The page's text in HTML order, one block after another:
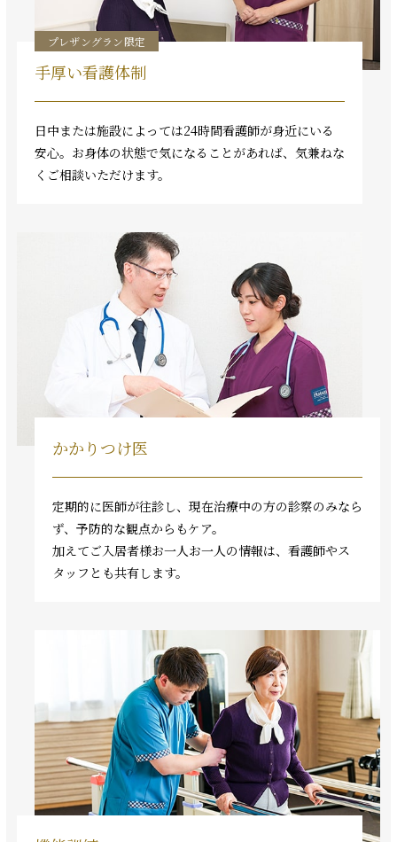
プレザングラン限定
手厚い看護体制
日中または施設によっては24時間看護師が身近にいる
安心。お身体の状態で気になることがあれば、気兼ねな
くご相談いただけます。
かかりつけ医
定期的に医師が往診し、現在治療中の方の診察のみなら
ず、予防的な観点からもケア。
加えてご入居者様お一人お一人の情報は、看護師やス
タッフとも共有します。